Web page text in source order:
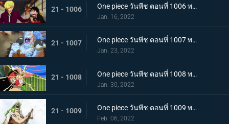
21 - 1006 One piece วันพีช ตอนที่ 1006 พากย์ไทย อภัยให้ไม่ได้! การตัดสินใจของช็อปเปอร์
Jan. 16, 2022
21 - 1007 One piece วันพีช ตอนที่ 1007 พากย์ไทย การไล่ล่าของโซโล! อสูรน้ำแข็ง in เกมไล่จับ
Jan. 23, 2022
21 - 1008 One piece วันพีช ตอนที่ 1008 พากย์ไทย นามิยอมจำนน ท่าเฮดบลัดของอุลติ
Jan. 30, 2022
21 - 1009 One piece วันพีช ตอนที่ 1009 พากย์ไทย ซาซากิรุกหนัก หน่วยรบหุ้มเกราะปะทะยามาโตะ
Feb. 06, 2022